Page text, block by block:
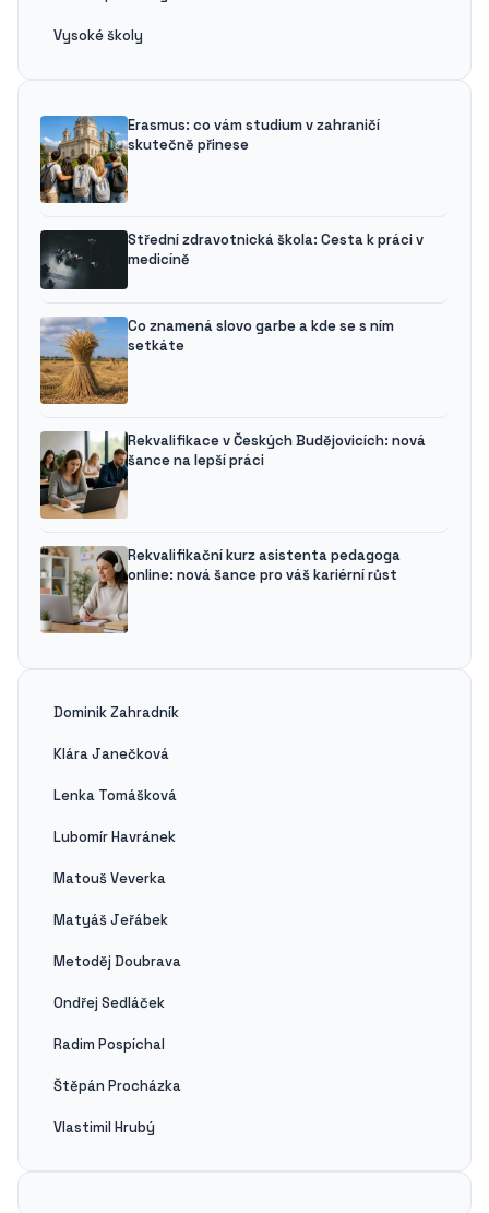
Vysoké školy
Erasmus: co vám studium v zahraničí
skutečně přinese
Střední zdravotnická škola: Cesta k práci v
medicíně
Co znamená slovo garbe a kde se s ním
setkáte
Rekvalifikace v Českých Budějovicích: nová
šance na lepší práci
Rekvalifikační kurz asistenta pedagoga
online: nová šance pro váš kariérní růst
Dominik Zahradník
Klára Janečková
Lenka Tomášková
Lubomír Havránek
Matouš Veverka
Matyáš Jeřábek
Metoděj Doubrava
Ondřej Sedláček
Radim Pospíchal
Štěpán Procházka
Vlastimil Hrubý